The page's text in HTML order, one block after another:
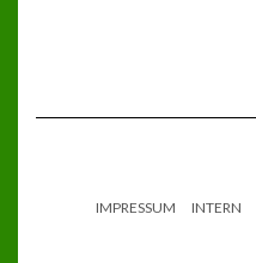
IMPRESSUM INTERN